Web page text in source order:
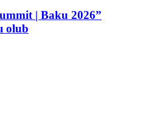
| Baku 2026”
olub